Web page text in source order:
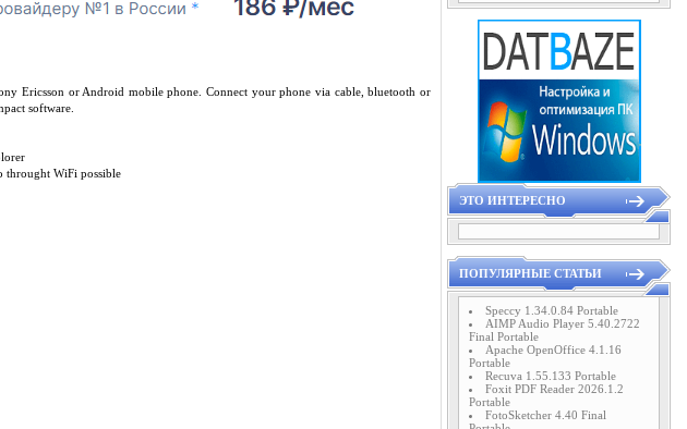
Ericsson or Android mobile phone. Connect your phone via cable, bluetooth or
software.
throught WiFi possible
ЭТО ИНТЕРЕСНО
ПОПУЛЯРНЫЕ СТАТЬИ
Speccy 1.34.0.84 Portable
AIMP Audio Player 5.40.2722
Final Portable
Apache OpenOffice 4.1.16
Portable
Recuva 1.55.133 Portable
Foxit PDF Reader 2026.1.2
Portable
FotoSketcher 4.40 Final